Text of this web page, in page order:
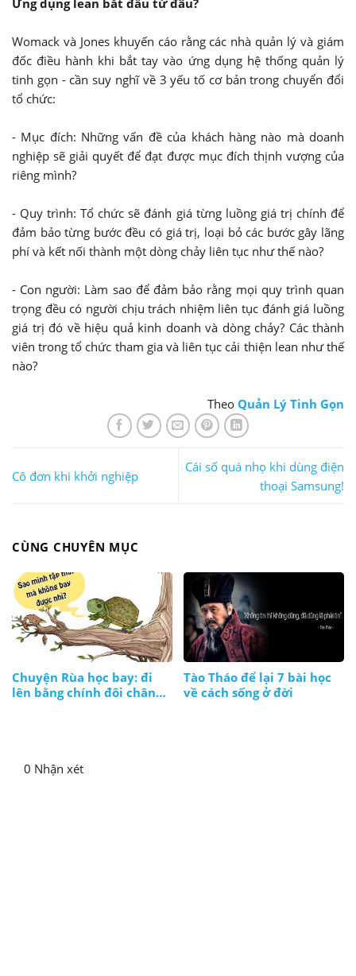
Womack và Jones khuyến cáo rằng các nhà quản lý và giám
đốc điều hành khi bắt tay vào ứng dụng hệ thống quản lý
tinh gọn - cần suy nghĩ về 3 yếu tố cơ bản trong chuyển đổi
tổ chức:
- Mục đích: Những vấn đề của khách hàng nào mà doanh
nghiệp sẽ giải quyết để đạt được mục đích thịnh vượng của
riêng mình?
- Quy trình: Tổ chức sẽ đánh giá từng luồng giá trị chính để
đảm bảo từng bước đều có giá trị, loại bỏ các bước gây lãng
phí và kết nối thành một dòng chảy liên tục như thế nào?
- Con người: Làm sao để đảm bảo rằng mọi quy trình quan
trọng đều có người chịu trách nhiệm liên tục đánh giá luồng
giá trị đó về hiệu quả kinh doanh và dòng chảy? Các thành
viên trong tổ chức tham gia và liên tục cải thiện lean như thế
nào?
Theo Quản Lý Tinh Gọn
Cô đơn khi khởi nghiệp
Cái số quá nhọ khi dùng điện
thoại Samsung!
CÙNG CHUYÊN MỤC
Chuyện Rùa học bay: đi
lên bằng chính đôi chân
Tào Tháo để lại 7 bài học
về cách sống ở đời
0 Nhận xét